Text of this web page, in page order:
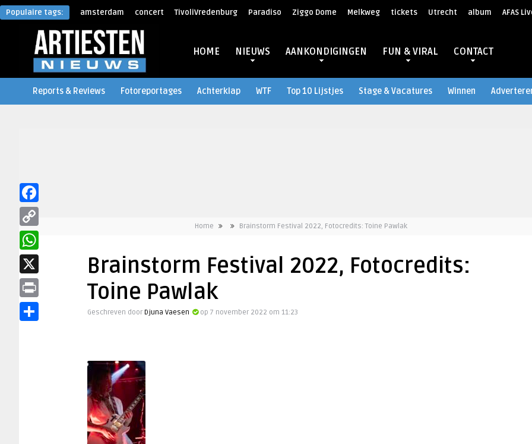
Populaire tags: amsterdam concert TivoliVredenburg Paradiso Ziggo Dome Melkweg tickets Utrecht album AFAS
HOME NIEUWS AANKONDIGINGEN FUN & VIRAL CONTACT
Reports & Reviews Fotoreportages Achterklap WTF Top 10 Lijstjes Stage & Vacatures Winnen
Home Brainstorm Festival 2022, Fotocredits: Toine Pawlak
Brainstorm Festival 2022, Fotocredits:
Toine Pawlak
Geschreven door Djuna Vaesen op 7 november 2022 om 11:23
Facebook
Copy
Link
WhatsApp
X
Print